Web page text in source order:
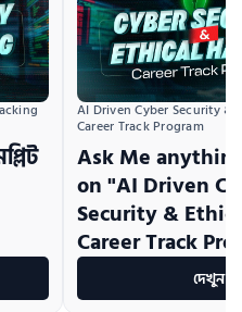
AI Driven Cyber Security &
Career Track Program
Ask Me
on "AI Driven
Security &
Career Track
দেখুন